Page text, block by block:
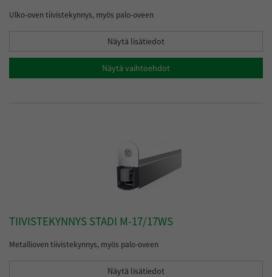
Ulko-oven tiivistekynnys, myös palo-oveen
Näytä lisätiedot
Näytä vaihtoehdot
TIIVISTEKYNNYS STADI M-17/17WS
Metallioven tiivistekynnys, myös palo-oveen
Näytä lisätiedot